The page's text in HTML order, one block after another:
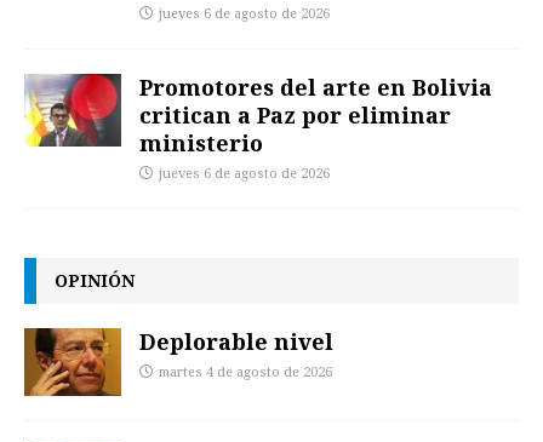
jueves 6 de agosto de 2026
Promotores del arte en Bolivia
critican a Paz por eliminar
ministerio
jueves 6 de agosto de 2026
OPINIÓN
Deplorable nivel
martes 4 de agosto de 2026